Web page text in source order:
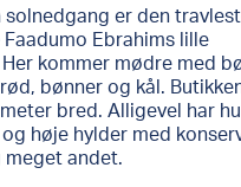
solnedgang er den
Faadumo Ebrahims lille
kommer mødre med
bønner og kål.
meter bred. Alligevel har
høje hylder med
andet.